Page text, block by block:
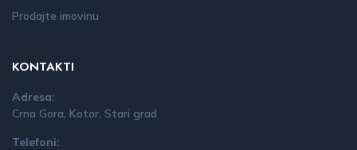
Prodajte imovinu
KONTAKTI
Adresa:
Crna Gora, Kotor, Stari grad
Telefoni: